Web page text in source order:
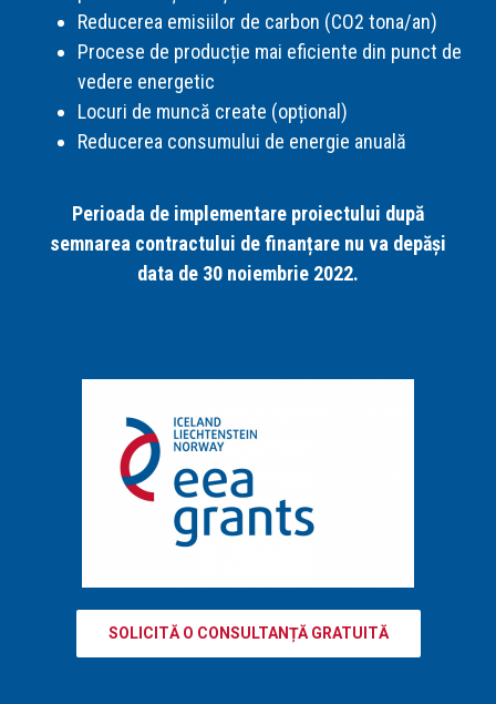
Reducerea emisiilor de carbon (CO2 tona/an)
Procese de producție mai eficiente din punct de
vedere energetic
Locuri de muncă create (opțional)
Reducerea consumului de energie anuală
Perioada de implementare proiectului după
semnarea contractului de finanțare nu va depăși
data de 30 noiembrie 2022.
SOLICITĂ O CONSULTANȚĂ GRATUITĂ